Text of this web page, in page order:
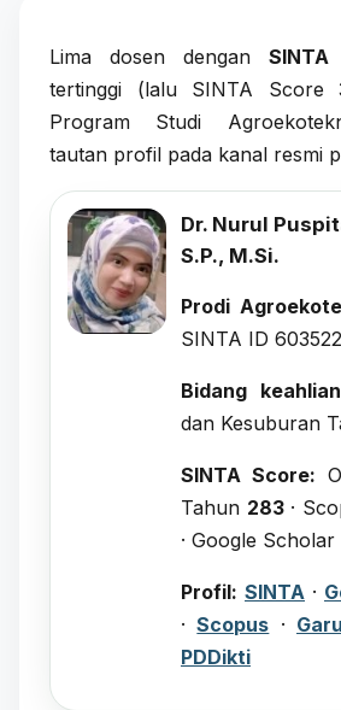
Lima dosen dengan
tertinggi (lalu SINTA Score
Program Studi
tautan profil pada kanal resmi
Dr. Nurul
S.P., M.Si.
Prodi
SINTA ID
Bidang
dan Kesuburan
SINTA Score:
Tahun 283·
· Google
Profil: SINTA ·
·Scopus ·
PDDikti